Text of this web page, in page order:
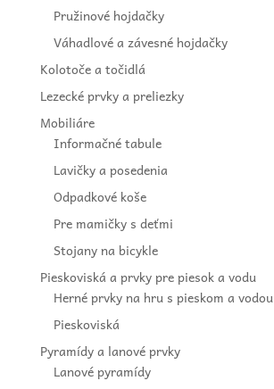
Pružinové hojdačky
Váhadlové a závesné hojdačky
Kolotoče a točidlá
Lezecké prvky a preliezky
Mobiliáre
Informačné tabule
Lavičky a posedenia
Odpadkové koše
Pre mamičky s deťmi
Stojany na bicykle
Pieskoviská a prvky pre piesok a vodu
Herné prvky na hru s pieskom a vodou
Pieskoviská
Pyramídy a lanové prvky
Lanové pyramídy